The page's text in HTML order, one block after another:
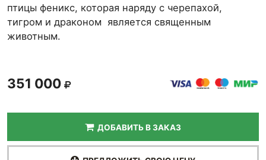
птицы феникс, которая наряду с черепахой,
тигром и драконом является священным
животным.
351 000
ДОБАВИТЬ В ЗАКАЗ